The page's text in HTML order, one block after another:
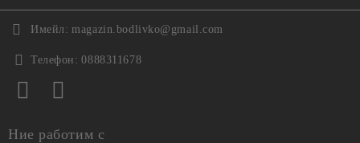
Имейл: magazin.bodlivko@gmail.com
Телефон: 0888311678
Ние работим с